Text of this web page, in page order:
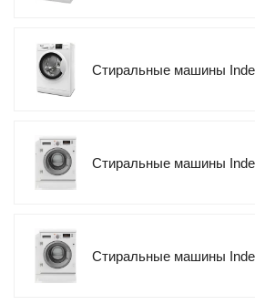
Стиральные машины
Стиральные машины
Стиральные машины